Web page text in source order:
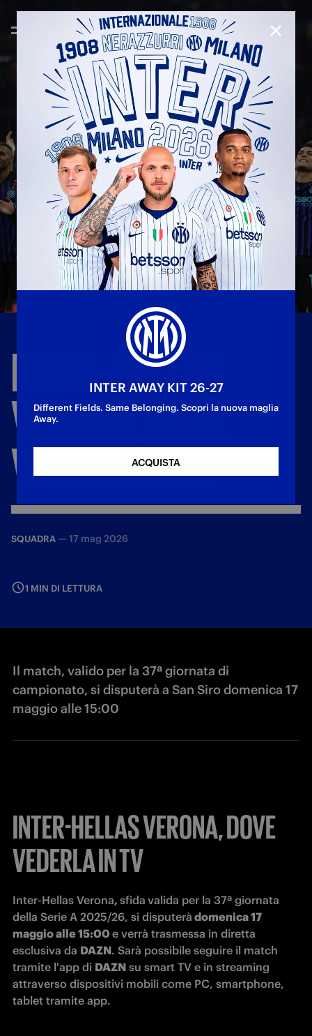
INTER-HELLAS
VERONA,DOVE
VEDERLAINTV
SQUADRA — 17 mag 2026
1 MIN DI LETTURA
Il match, valido per la 37ª giornata di
campionato, si disputerà a San Siro domenica 17
maggio alle 15:00
INTER-HELLAS VERONA, DOVE
VEDERLA IN TV
Inter-Hellas Verona, sfida valida per la 37ª giornata
della Serie A 2025/26, si disputerà domenica 17
maggio alle 15:00 e verrà trasmessa in diretta
esclusiva da DAZN. Sarà possibile seguire il match
tramite l'app di DAZN su smart TV e in streaming
attraverso dispositivi mobili come PC, smartphone,
tablet tramite app.
INTER AWAY KIT 26-27
Different Fields. Same Belonging. Scopri la nuova maglia
Away.
ACQUISTA